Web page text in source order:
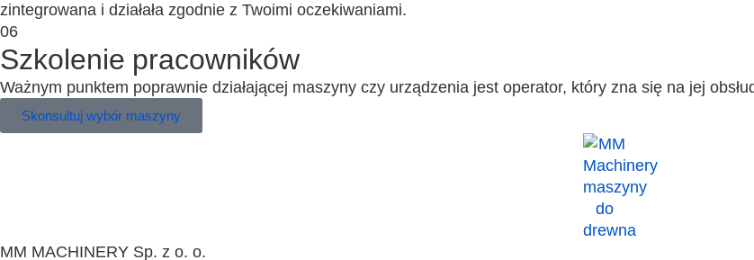
zintegrowana i działała zgodnie z Twoimi oczekiwaniami.
06
Szkolenie pracowników
Ważnym punktem poprawnie działającej maszyny czy urządzenia jest operator, który zna się na jej
Skonsultuj wybór maszyny
MM MACHINERY Sp. z o. o.